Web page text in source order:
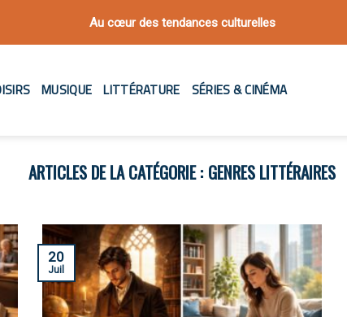
Au cœur des tendances culturelles
MUSIQUE LITTÉRATURE SÉRIES & CINÉMA
GENRES LITTÉRAIRES
20
Juil